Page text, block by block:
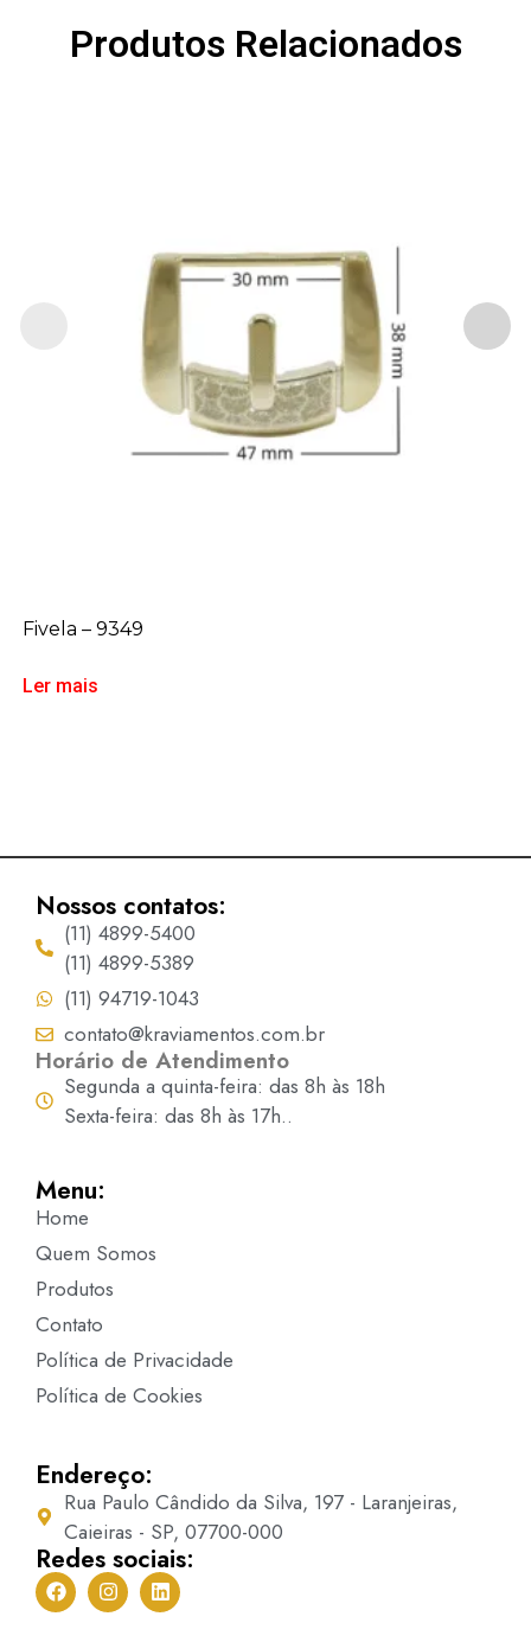
Produtos Relacionados
Fivela – 9349
Ler mais
Nossos contatos:
(11) 4899-5400
(11) 4899-5389
(11) 94719-1043
contato@kraviamentos.com.br
Horário de Atendimento
Segunda a quinta-feira: das 8h às 18h
Sexta-feira: das 8h às 17h..
Menu:
Home
Quem Somos
Produtos
Contato
Política de Privacidade
Política de Cookies
Endereço:
Rua Paulo Cândido da Silva, 197 - Laranjeiras,
Caieiras - SP, 07700-000
Redes sociais: